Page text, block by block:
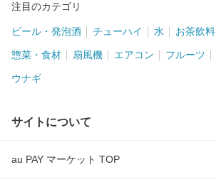
注目のカテゴリ
ビール・発泡酒 チューハイ 水 お茶飲料
惣菜・食材 扇風機 エアコン フルーツ
ウナギ
サイトについて
au PAY マーケット TOP